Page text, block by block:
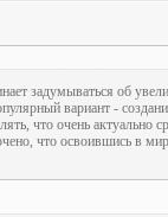
задумываться об
вариант -
что очень актуально
что освоившись в